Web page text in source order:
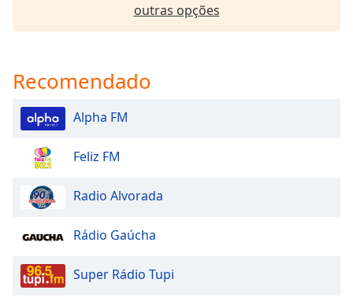
Family
Reset
Modal
dialog
outras opções
Recomendado
Alpha FM
Feliz FM
Radio Alvorada
Rádio Gaúcha
Super Rádio Tupi